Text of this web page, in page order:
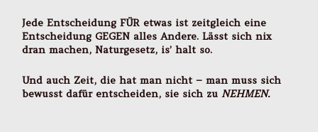
Jede Entscheidung FÜR etwas ist zeitgleich eine
Entscheidung GEGEN alles Andere. Lässt sich nix
dran machen, Naturgesetz, is’ halt so.
Und auch Zeit, die hat man nicht – man muss sich
bewusst dafür entscheiden, sie sich zuNEHMEN.